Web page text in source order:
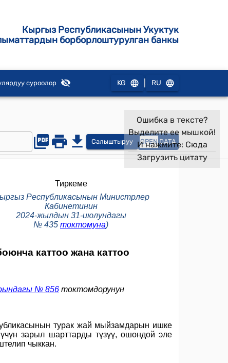
Кыргыз Республикасынын Укуктук
борборлоштурулган банкы
суроолор KG RU
Салыштыруу OPEN DATA
Ошибка в тексте?
Выделите ее мышкой!
И нажмите: Сюда
Загрузить цитату